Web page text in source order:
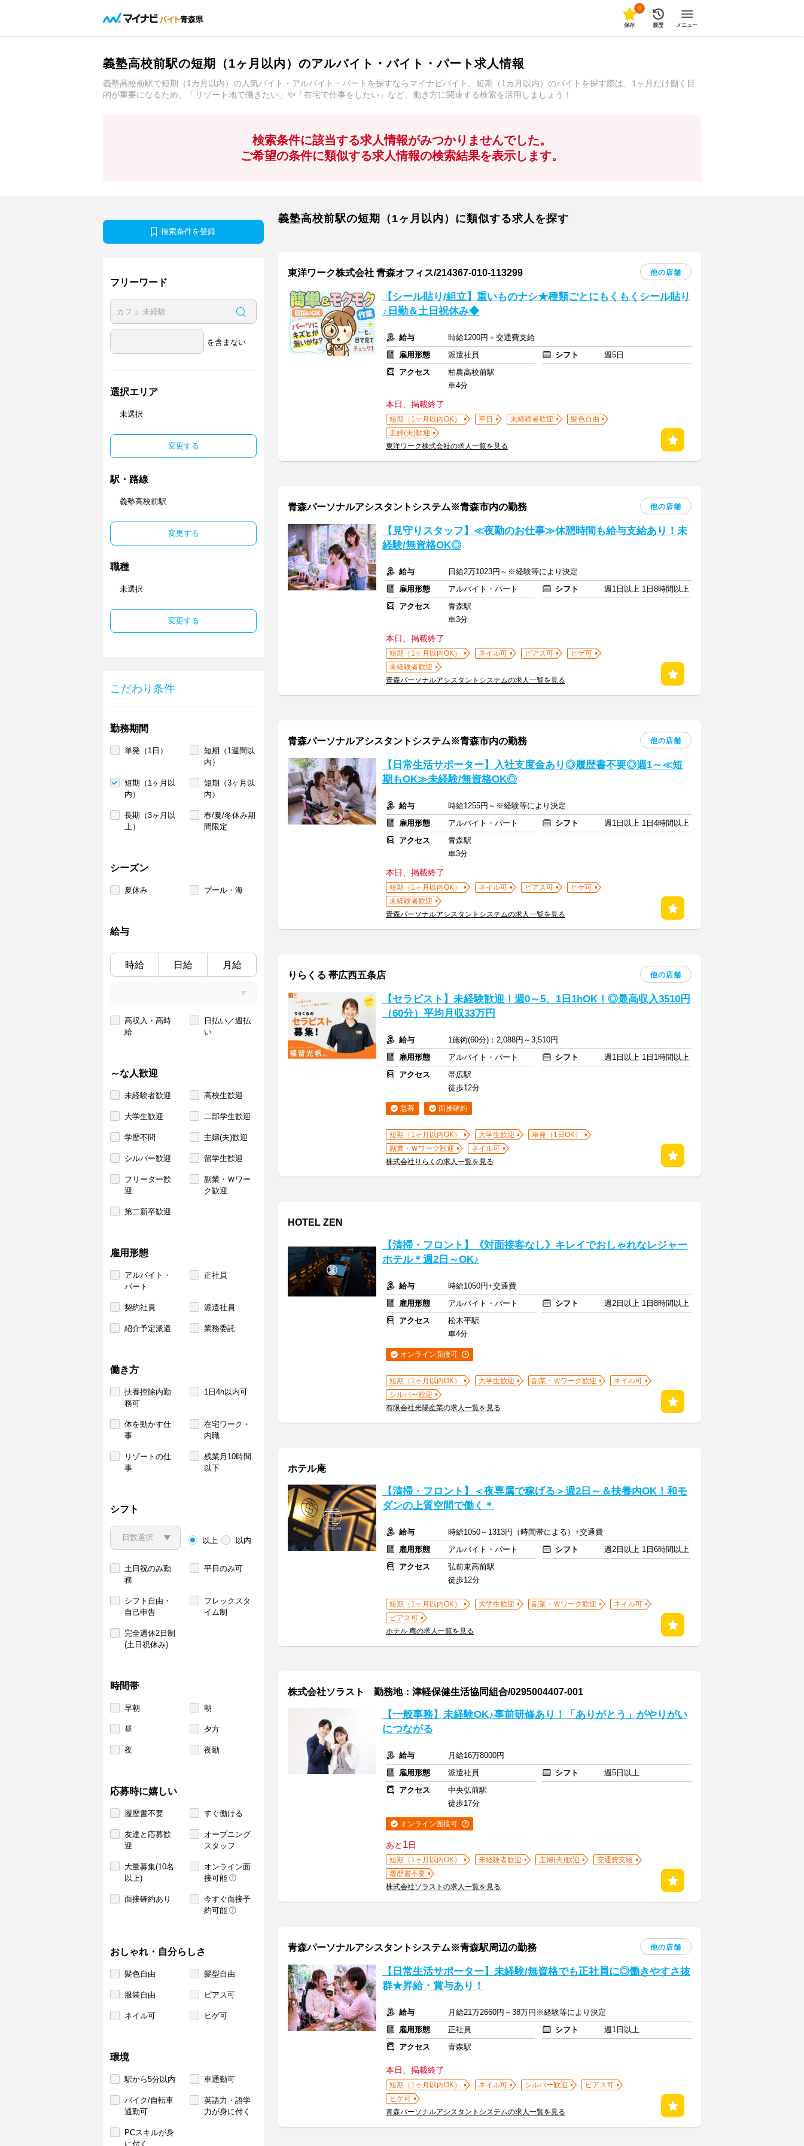
青森県
0
保存 履歴 メニュー
義塾高校前駅の短期（1ヶ月以内）のアルバイト・バイト・パート求人情報
義塾高校前駅で短期（1カ月以内）の人気バイト・アルバイト・パートを探すならマイナビバイト。短期（1カ月以内）のバイトを探す際は、1ヶ月だけ働く目
的が重要になるため、「リゾート地で働きたい」や「在宅で仕事をしたい」など、働き方に関連する検索を活用しましょう！
検索条件に該当する求人情報がみつかりませんでした。
ご希望の条件に類似する求人情報の検索結果を表示します。
検索条件を登録
フリーワード
を含まない
選択エリア
未選択
変更する
駅・路線
義塾高校前駅
変更する
職種
未選択
変更する
こだわり条件
勤務期間
単発（1日）
短期（1週間以
内）
短期（1ヶ月以
内）
短期（3ヶ月以
内）
長期（3ヶ月以
上）
春/夏/冬休み期
間限定
シーズン
夏休み プール・海
給与
時給 日給 月給
高収入・高時
給
日払い／週払
い
～な人歓迎
未経験者歓迎 高校生歓迎
大学生歓迎 二部学生歓迎
学歴不問 主婦(夫)歓迎
シルバー歓迎 留学生歓迎
フリーター歓
迎
副業・Ｗワー
ク歓迎
第二新卒歓迎
雇用形態
アルバイト・
パート
正社員
契約社員 派遣社員
紹介予定派遣 業務委託
働き方
扶養控除内勤
務可
1日4h以内可
体を動かす仕
事
在宅ワーク・
内職
リゾートの仕
事
残業月10時間
以下
シフト
以上 以内
土日祝のみ勤
務
平日のみ可
シフト自由・
自己申告
フレックスタ
イム制
完全週休2日制
(土日祝休み)
時間帯
早朝 朝
昼 夕方
夜 夜勤
応募時に嬉しい
履歴書不要 すぐ働ける
友達と応募歓
迎
オープニング
スタッフ
大量募集(10名
以上)
オンライン面
接可能
面接確約あり
今すぐ面接予
約可能
おしゃれ・自分らしさ
髪色自由 髪型自由
服装自由 ピアス可
ネイル可 ヒゲ可
環境
駅から5分以内 車通勤可
バイク/自転車
通勤可
英語力・語学
力が身に付く
PCスキルが身
に付く
義塾高校前駅の短期（1ヶ月以内）に類似する求人を探す
東洋ワーク株式会社 青森オフィス/214367-010-113299 他の店舗
【シール貼り/組立】重いものナシ★種類ごとにもくもくシール貼り
♪日勤＆土日祝休み◆
給与
時給1200円＋交通費支給
雇用形態
派遣社員 シフト
週5日
アクセス
柏農高校前駅
車4分
本日、掲載終了
短期（1ヶ月以内OK） 平日 未経験者歓迎
髪色自由
主婦(夫)歓迎
東洋ワーク株式会社の求人一覧を見る
青森パーソナルアシスタントシステム※青森市内の勤務 他の店舗
【見守りスタッフ】≪夜勤のお仕事≫休憩時間も給与支給あり！未
経験/無資格OK◎
給与
日給2万1023円～※経験等により決定
雇用形態
アルバイト・パート シフト
週1日以上 1日8時間以上
アクセス
青森駅
車3分
本日、掲載終了
短期（1ヶ月以内OK） ネイル可 ピアス可
ヒゲ可
未経験者歓迎
青森パーソナルアシスタントシステムの求人一覧を見る
青森パーソナルアシスタントシステム※青森市内の勤務 他の店舗
【日常生活サポーター】入社支度金あり◎履歴書不要◎週1～≪短
期もOK≫未経験/無資格OK◎
給与
時給1255円～※経験等により決定
雇用形態
アルバイト・パート シフト
週1日以上 1日4時間以上
アクセス
青森駅
車3分
本日、掲載終了
短期（1ヶ月以内OK） ネイル可 ピアス可
ヒゲ可
未経験者歓迎
青森パーソナルアシスタントシステムの求人一覧を見る
りらくる 帯広西五条店 他の店舗
【セラピスト】未経験歓迎！週0～5、1日1hOK！◎最高収入3510円
（60分）平均月収33万円
給与
1施術(60分)：2,088円～3,510円
雇用形態
アルバイト・パート シフト
週1日以上 1日1時間以上
アクセス
帯広駅
徒歩12分
急募 面接確約
短期（1ヶ月以内OK） 大学生歓迎
単発（1日OK）
副業・Ｗワーク歓迎
ネイル可
株式会社りらくの求人一覧を見る
HOTEL ZEN
【清掃・フロント】《対面接客なし》キレイでおしゃれなレジャー
ホテル＊週2日～OK♪
給与
時給1050円+交通費
雇用形態
アルバイト・パート シフト
週2日以上 1日8時間以上
アクセス
松木平駅
車4分
オンライン面接可
短期（1ヶ月以内OK） 大学生歓迎 副業・Ｗワーク歓迎
ネイル可
シルバー歓迎
有限会社光陽産業の求人一覧を見る
ホテル庵
【清掃・フロント】＜夜専属で稼げる＞週2日～＆扶養内OK！和モ
ダンの上質空間で働く＊
給与
時給1050～1313円（時間帯による）+交通費
雇用形態
アルバイト・パート シフト
週2日以上 1日6時間以上
アクセス
弘前東高前駅
徒歩12分
短期（1ヶ月以内OK） 大学生歓迎 副業・Ｗワーク歓迎
ネイル可
ピアス可
ホテル 庵の求人一覧を見る
株式会社ソラスト 勤務地：津軽保健生活協同組合/0295004407-001
【一般事務】未経験OK♪事前研修あり！「ありがとう」がやりがい
につながる
給与
月給16万8000円
雇用形態
派遣社員 シフト
週5日以上
アクセス
中央弘前駅
徒歩17分
オンライン面接可
あと 1日
短期（1ヶ月以内OK） 未経験者歓迎 主婦(夫)歓迎
交通費支給
履歴書不要
株式会社ソラストの求人一覧を見る
青森パーソナルアシスタントシステム※青森駅周辺の勤務 他の店舗
【日常生活サポーター】未経験/無資格でも正社員に◎働きやすさ抜
群★昇給・賞与あり！
給与
月給21万2660円～38万円※経験等により決定
雇用形態
正社員 シフト
週1日以上
アクセス
青森駅
本日、掲載終了
短期（1ヶ月以内OK） ネイル可 シルバー歓迎
ピアス可
ヒゲ可
青森パーソナルアシスタントシステムの求人一覧を見る